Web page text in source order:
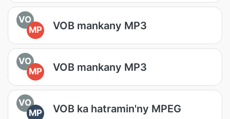
VO
MP
VOB mankany MP3
VO
MP
VOB mankany MP3
VO
MP
VOB ka hatramin'ny MPEG